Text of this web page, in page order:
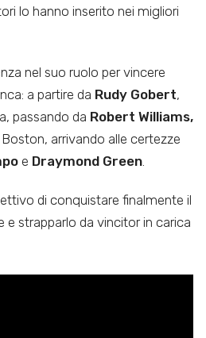
lo hanno inserito nei migliori
nel suo ruolo per vincere
a partire da Rudy Gobert,
passando da Robert Williams,
arrivando alle certezze
e Draymond Green.
di conquistare finalmente il
e strapparlo da vincitor in carica